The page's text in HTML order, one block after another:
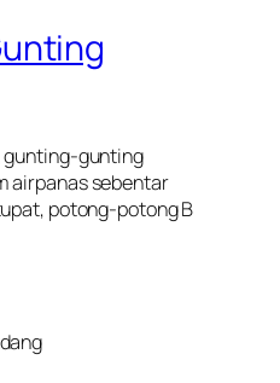
gunting-gunting
airpanas sebentar
potong-potong B